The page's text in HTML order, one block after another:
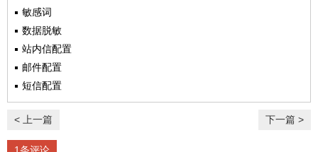
敏感词
数据脱敏
站内信配置
邮件配置
短信配置
< 上一篇 下一篇 >